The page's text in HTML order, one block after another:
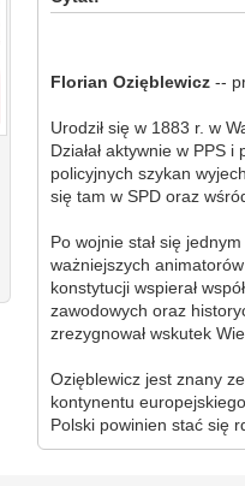
Florian Ozięblewicz --
Urodził się w 1883 r. w
Działał aktywnie w PPS
policyjnych szykan
się tam w SPD oraz
Po wojnie stał się
ważniejszych
konstytucji wspierał
zawodowych oraz
zrezygnował wskutek
Ozięblewicz jest znany
kontynentu
Polski powinien stać się